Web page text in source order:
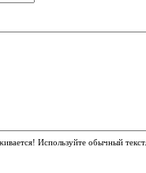
Используйте обычный текст.